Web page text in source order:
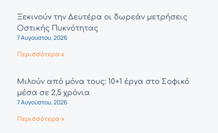
Ξεκινούν την Δευτέρα οι δωρεάν μετρήσεις
Οστικής Πυκνότητας
7 Αυγούστου, 2026
Περισσότερα »
Μιλούν από μόνα τους: 10+1 έργα στο Σοφικό
μέσα σε 2,5 χρόνια
7 Αυγούστου, 2026
Περισσότερα »